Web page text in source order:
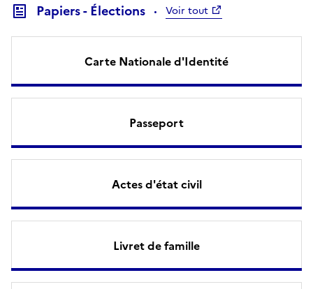
Papiers - Élections Voir tout
Carte Nationale d'Identité
Passeport
Actes d'état civil
Livret de famille